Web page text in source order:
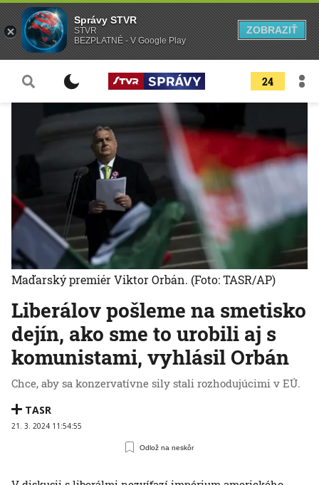
24
Liberálov pošleme na smetisko
dejín, ako sme to urobili aj s
komunistami, vyhlásil Orbán
Chce, aby sa konzervatívne sily stali rozhodujúcimi v EÚ.
TASR
21. 3. 2024 11:54:55
Odlož na neskôr
Maďarský premiér Viktor Orbán. (Foto: TASR/AP)
Správy STVR
STVR
BEZPLATNÉ - V Google Play
ZOBRAZIŤ